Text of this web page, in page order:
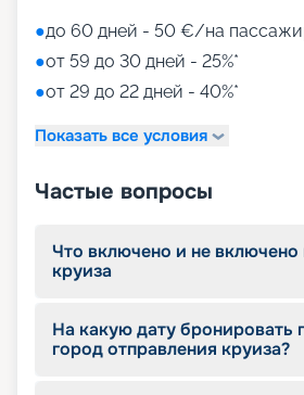
●до 60 дней - 50 €/на
●от 59 до 30 дней - 25%*
●от 29 до 22 дней - 40%*
Показать все условия
Частые вопросы
Что включено и не включено
круиза
На какую дату бронировать
город отправления круиза?